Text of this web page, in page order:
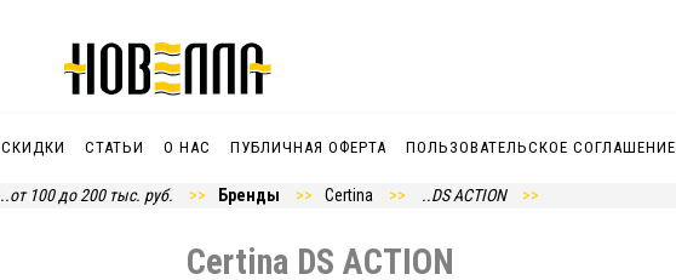
СКИДКИ СТАТЬИ О НАС ПУБЛИЧНАЯ ОФЕРТА ПОЛЬЗОВАТЕЛЬСКОЕ СОГЛАШЕНИЕ
..от 100 до 200 тыс. руб. Бренды Certina ..DS ACTION
Certina DS ACTION